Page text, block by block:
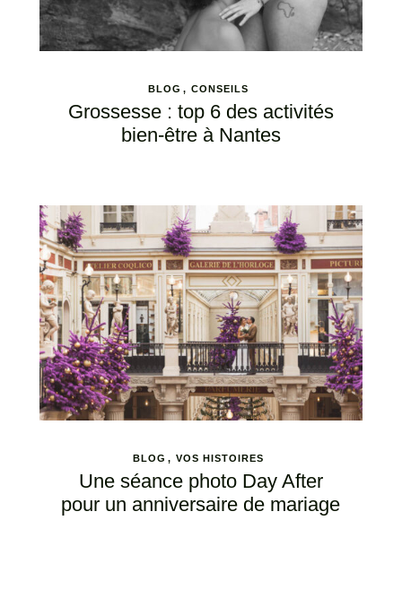
BLOG CONSEILS
Grossesse : top 6 des activités
bien-être à Nantes
BLOG VOS HISTOIRES
Une séance photo Day After
pour un anniversaire de mariage